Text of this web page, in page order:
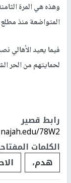
وهذه هي المرة
المتواضعة منذ مطلع
فيما يعيد الأهالي
لحمايتهم من الحر
رابط قصير
78W2/
الكلمات
هدم،